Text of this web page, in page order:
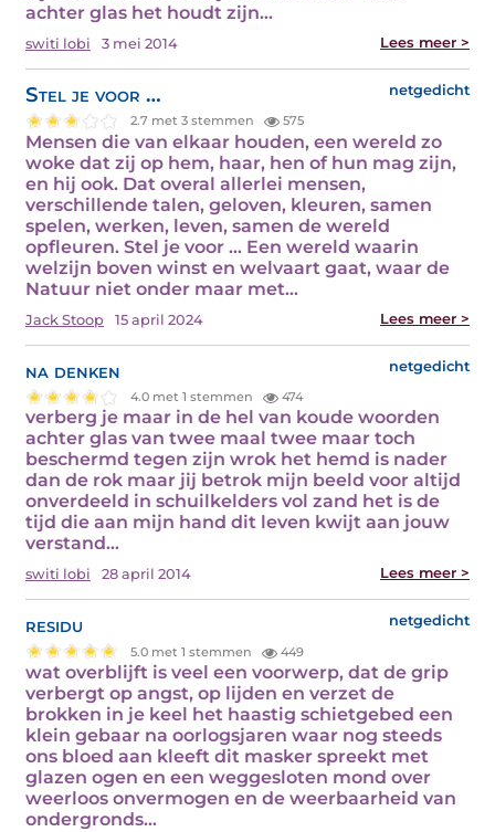
achter glas het houdt zijn…
switi lobi 3 mei 2014 Lees meer >
Stel je voor … netgedicht
2.7 met 3 stemmen 575
Mensen die van elkaar houden, een wereld zo
woke dat zij op hem, haar, hen of hun mag zijn,
en hij ook. Dat overal allerlei mensen,
verschillende talen, geloven, kleuren, samen
spelen, werken, leven, samen de wereld
opfleuren. Stel je voor … Een wereld waarin
welzijn boven winst en welvaart gaat, waar de
Natuur niet onder maar met…
Jack Stoop 15 april 2024 Lees meer >
na denken netgedicht
4.0 met 1 stemmen 474
verberg je maar in de hel van koude woorden
achter glas van twee maal twee maar toch
beschermd tegen zijn wrok het hemd is nader
dan de rok maar jij betrok mijn beeld voor altijd
onverdeeld in schuilkelders vol zand het is de
tijd die aan mijn hand dit leven kwijt aan jouw
verstand…
switi lobi 28 april 2014 Lees meer >
residu netgedicht
5.0 met 1 stemmen 449
wat overblijft is veel een voorwerp, dat de grip
verbergt op angst, op lijden en verzet de
brokken in je keel het haastig schietgebed een
klein gebaar na oorlogsjaren waar nog steeds
ons bloed aan kleeft dit masker spreekt met
glazen ogen en een weggesloten mond over
weerloos onvermogen en de weerbaarheid van
ondergronds…